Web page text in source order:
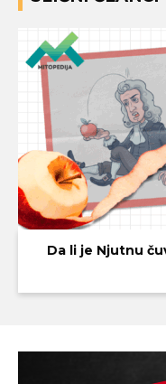
Da li je Njutnu